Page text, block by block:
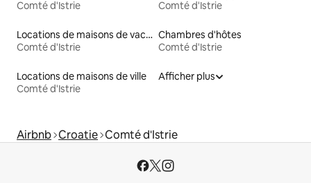
Comté d'Istrie
Comté d'Istrie
Locations de maisons de vacances
Comté d'Istrie
Chambres d'hôtes
Comté d'Istrie
Locations de maisons de ville
Comté d'Istrie
Afficher plus
Airbnb Croatie Comté d'Istrie